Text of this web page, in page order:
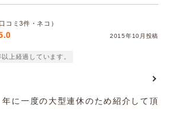
コミ3件・ネコ）
2015年10月投稿
上経過しています。
に一度の大型連休のため紹介して頂